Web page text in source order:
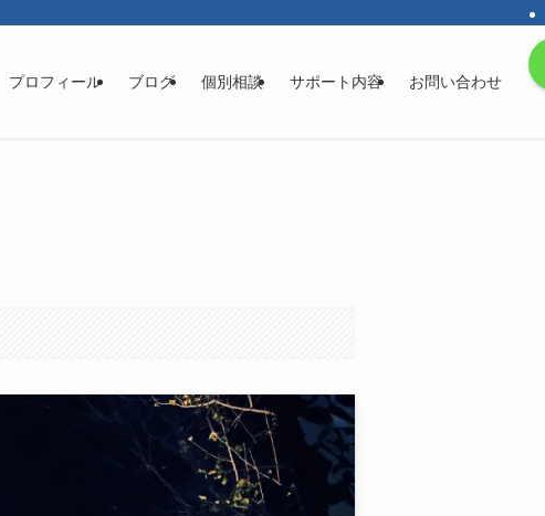
プロフィール ブログ 個別相談 サポート内容 お問い合わせ